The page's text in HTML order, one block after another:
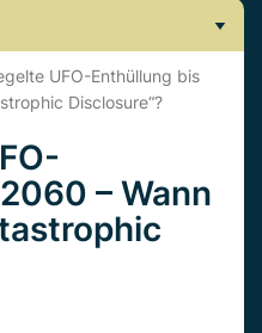
UFO-Enthüllung bis
Disclosure“?
– Wann